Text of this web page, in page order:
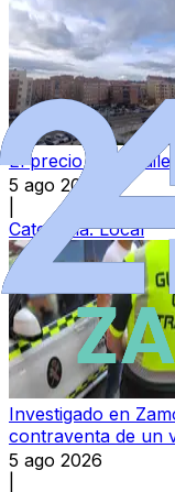
El precio del
5 ago 2026
Categoría:Local
Investigado en
contraventa de un
5 ago 2026